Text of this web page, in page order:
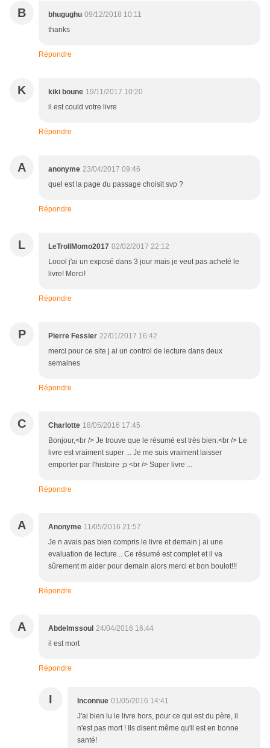
B bhugughu 09/12/2018 10:11
thanks
Répondre
K kiki boune 19/11/2017 10:20
il est could votre livre
Répondre
A anonyme 23/04/2017 09:46
quel est la page du passage choisit svp ?
Répondre
L LeTrollMomo2017 02/02/2017 22:12
Loool j'ai un exposé dans 3 jour mais je veut pas acheté le
livre! Merci!
Répondre
P Pierre Fessier 22/01/2017 16:42
merci pour ce site j ai un control de lecture dans deux
semaines
Répondre
C Charlotte 18/05/2016 17:45
Bonjour,<br /> Je trouve que le résumé est très bien.<br /> Le
livre est vraiment super ... Je me suis vraiment laisser
emporter par l'histoire ;p <br /> Super livre ...
Répondre
A Anonyme 11/05/2016 21:57
Je n avais pas bien compris le livre et demain j ai une
evaluation de lecture... Ce résumé est complet et il va
sûrement m aider pour demain alors merci et bon boulot!!!
Répondre
A Abdelmssoul 24/04/2016 16:44
il est mort
Répondre
I Inconnue 01/05/2016 14:41
J'ai bien lu le livre hors, pour ce qui est du père, il
n'est pas mort ! Ils disent même qu'il est en bonne
santé!